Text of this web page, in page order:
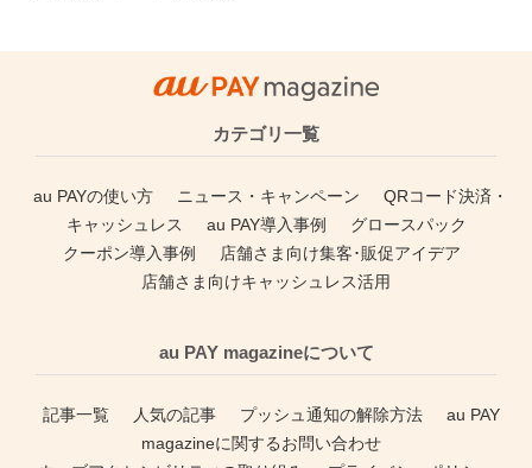
カテゴリ一覧
au PAYの使い方 ニュース・キャンペーン
QRコード決済・
キャッシュレス
au PAY導入事例
グロースパック
クーポン導入事例
店舗さま向け集客･販促アイデア
店舗さま向けキャッシュレス活用
au PAY magazineについて
記事一覧 人気の記事 プッシュ通知の解除方法
au PAY
magazineに関するお問い合わせ